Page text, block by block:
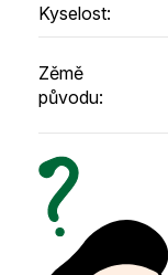
Kyselost:
Zěmě
původu: